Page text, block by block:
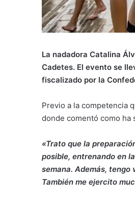
La nadadora Catalina
Cadetes. El evento se
fiscalizado por la
Previo a la competencia
donde comentó como ha
«Trato que la
posible, entrenando en
semana. Además,
También me ejercito